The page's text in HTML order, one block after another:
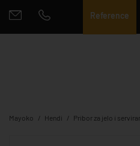
Reference
Mayoko Hendi Pribor za jelo i